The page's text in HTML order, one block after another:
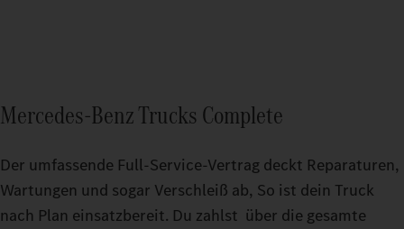
Mercedes‑Benz Trucks Complete
Der umfassende Full-Service-Vertrag deckt Reparaturen,
Wartungen und sogar Verschleiß ab, So ist dein Truck
nach Plan einsatzbereit. Du zahlst über die gesamte